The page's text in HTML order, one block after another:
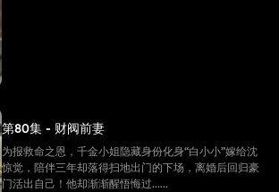
第80集 - 财阀前妻
为报救命之恩，千金小姐隐藏身份化身“白小小”嫁给沈
惊觉，陪伴三年却落得扫地出门的下场，离婚后回归豪
门活出自己！他却渐渐醒悟悔过......